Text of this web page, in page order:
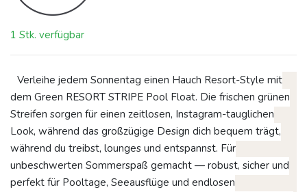
1 Stk. verfügbar
Verleihe jedem Sonnentag einen Hauch Resort-Style mit
dem Green RESORT STRIPE Pool Float. Die frischen grünen
Streifen sorgen für einen zeitlosen, Instagram-tauglichen
Look, während das großzügige Design dich bequem trägt,
während du treibst, lounges und entspannst. Für
unbeschwerten Sommerspaß gemacht — robust, sicher und
perfekt für Pooltage, Seeausflüge und endlosen